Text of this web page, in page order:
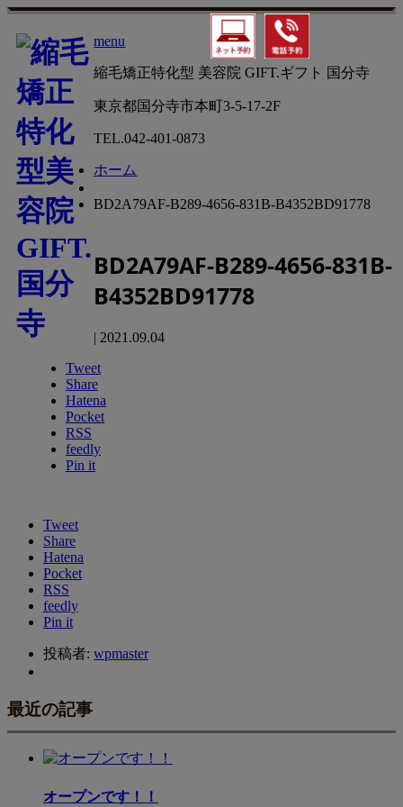
menu
縮毛矯正特化型 美容院 GIFT.ギフト 国分寺
東京都国分寺市本町3-5-17-2F
TEL.042-401-0873
ホーム
BD2A79AF-B289-4656-831B-B4352BD91778
BD2A79AF-B289-4656-831B-
B4352BD91778
| 2021.09.04
Tweet
Share
Hatena
Pocket
RSS
feedly
Pin it
Tweet
Share
Hatena
Pocket
RSS
feedly
Pin it
投稿者: wpmaster
最近の記事
オープンです！！